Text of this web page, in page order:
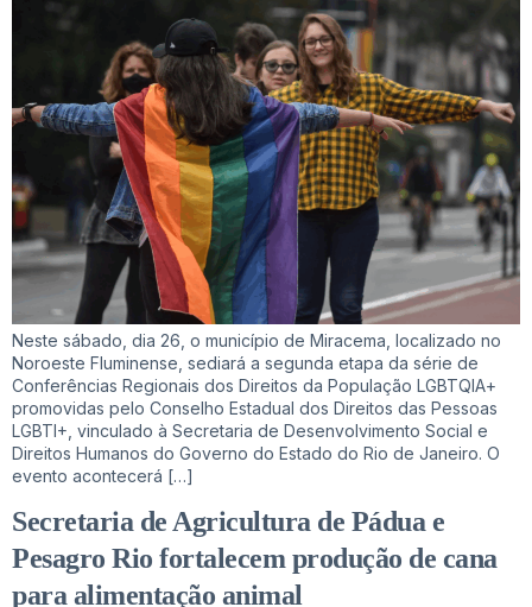
Neste sábado, dia 26, o município de Miracema, localizado no
Noroeste Fluminense, sediará a segunda etapa da série de
Conferências Regionais dos Direitos da População LGBTQIA+
promovidas pelo Conselho Estadual dos Direitos das Pessoas
LGBTI+, vinculado à Secretaria de Desenvolvimento Social e
Direitos Humanos do Governo do Estado do Rio de Janeiro. O
evento acontecerá […]
Secretaria de Agricultura de Pádua e
Pesagro Rio fortalecem produção de cana
para alimentação animal